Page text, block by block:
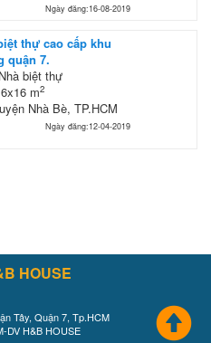
Ngày đăng:16-08-2019
thự cao cấp khu
quận 7.
biệt thự
m2
Nhà Bè, TP.HCM
Ngày đăng:12-04-2019
HOUSE
Tây, Quận 7, Tp.HCM
DV H&B HOUSE